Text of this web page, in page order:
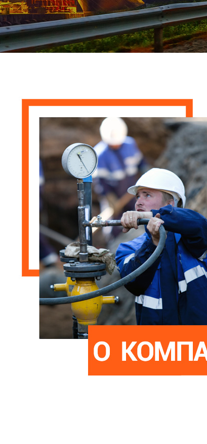
Доверьте нам
свой ценный
багаж!
Свяжитесь с нами